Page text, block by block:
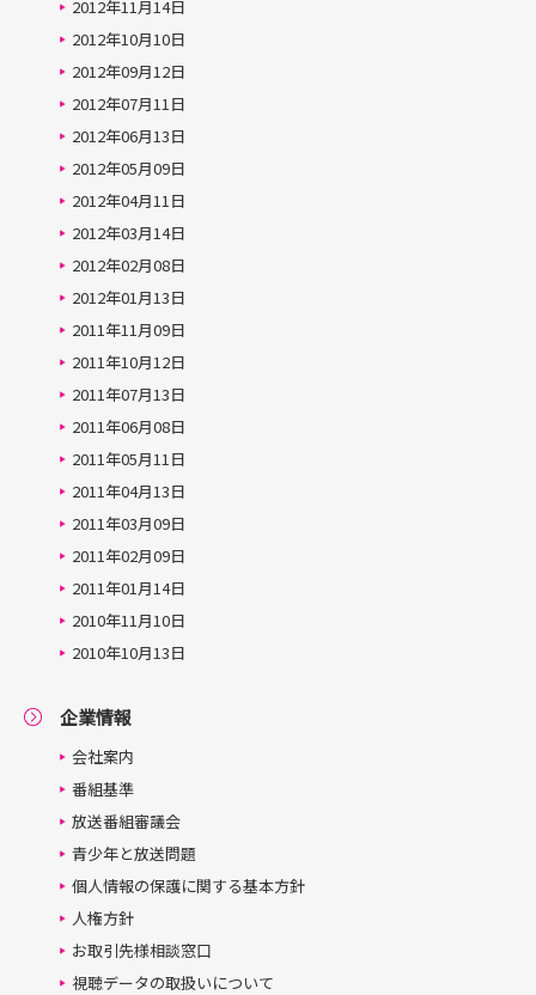
2012年11月14日
2012年10月10日
2012年09月12日
2012年07月11日
2012年06月13日
2012年05月09日
2012年04月11日
2012年03月14日
2012年02月08日
2012年01月13日
2011年11月09日
2011年10月12日
2011年07月13日
2011年06月08日
2011年05月11日
2011年04月13日
2011年03月09日
2011年02月09日
2011年01月14日
2010年11月10日
2010年10月13日
企業情報
会社案内
番組基準
放送番組審議会
青少年と放送問題
個人情報の保護に関する基本方針
人権方針
お取引先様相談窓口
視聴データの取扱いについて